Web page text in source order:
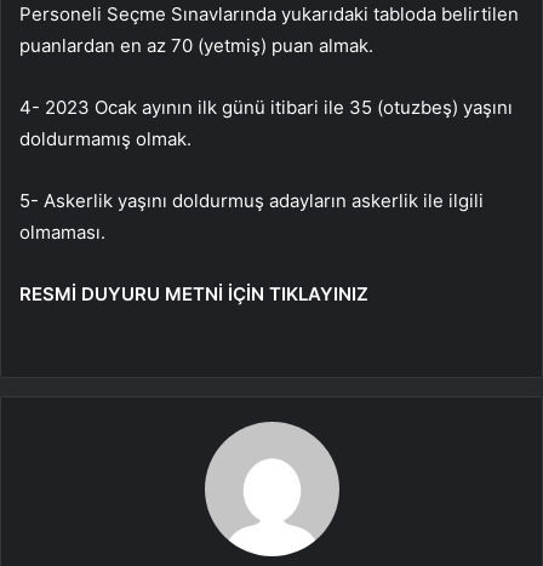
Personeli Seçme Sınavlarında yukarıdaki tabloda belirtilen
puanlardan en az 70 (yetmiş) puan almak.
4- 2023 Ocak ayının ilk günü itibari ile 35 (otuzbeş) yaşını
doldurmamış olmak.
5- Askerlik yaşını doldurmuş adayların askerlik ile ilgili
olmaması.
RESMİ DUYURU METNİ İÇİN TIKLAYINIZ